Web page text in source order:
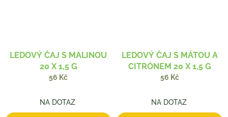
LEDOVÝ ČAJ S MALINOU
20 X 1,5 G
56 Kč
NA DOTAZ
LEDOVÝ ČAJ S MÁTOU A
CITRÓNEM 20 X 1,5 G
56 Kč
NA DOTAZ